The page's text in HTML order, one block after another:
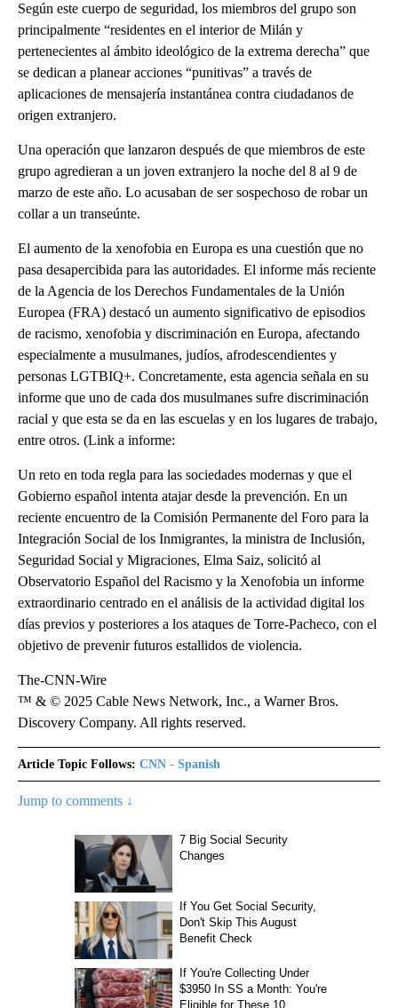
Según este cuerpo de seguridad, los miembros del grupo son
principalmente “residentes en el interior de Milán y
pertenecientes al ámbito ideológico de la extrema derecha” que
se dedican a planear acciones “punitivas” a través de
aplicaciones de mensajería instantánea contra ciudadanos de
origen extranjero.
Una operación que lanzaron después de que miembros de este
grupo agredieran a un joven extranjero la noche del 8 al 9 de
marzo de este año. Lo acusaban de ser sospechoso de robar un
collar a un transeúnte.
El aumento de la xenofobia en Europa es una cuestión que no
pasa desapercibida para las autoridades. El informe más reciente
de la Agencia de los Derechos Fundamentales de la Unión
Europea (FRA) destacó un aumento significativo de episodios
de racismo, xenofobia y discriminación en Europa, afectando
especialmente a musulmanes, judíos, afrodescendientes y
personas LGTBIQ+. Concretamente, esta agencia señala en su
informe que uno de cada dos musulmanes sufre discriminación
racial y que esta se da en las escuelas y en los lugares de trabajo,
entre otros. (Link a informe:
Un reto en toda regla para las sociedades modernas y que el
Gobierno español intenta atajar desde la prevención. En un
reciente encuentro de la Comisión Permanente del Foro para la
Integración Social de los Inmigrantes, la ministra de Inclusión,
Seguridad Social y Migraciones, Elma Saiz, solicitó al
Observatorio Español del Racismo y la Xenofobia un informe
extraordinario centrado en el análisis de la actividad digital los
días previos y posteriores a los ataques de Torre-Pacheco, con el
objetivo de prevenir futuros estallidos de violencia.
The-CNN-Wire
™ & © 2025 Cable News Network, Inc., a Warner Bros.
Discovery Company. All rights reserved.
Article Topic Follows: CNN - Spanish
Jump to comments ↓